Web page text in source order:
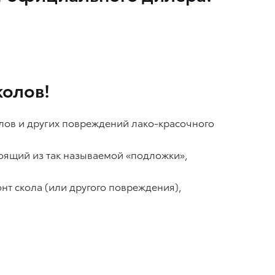
и других повреждений лако-красочного
из так называемой «подложки»,
скола (или другого повреждения),